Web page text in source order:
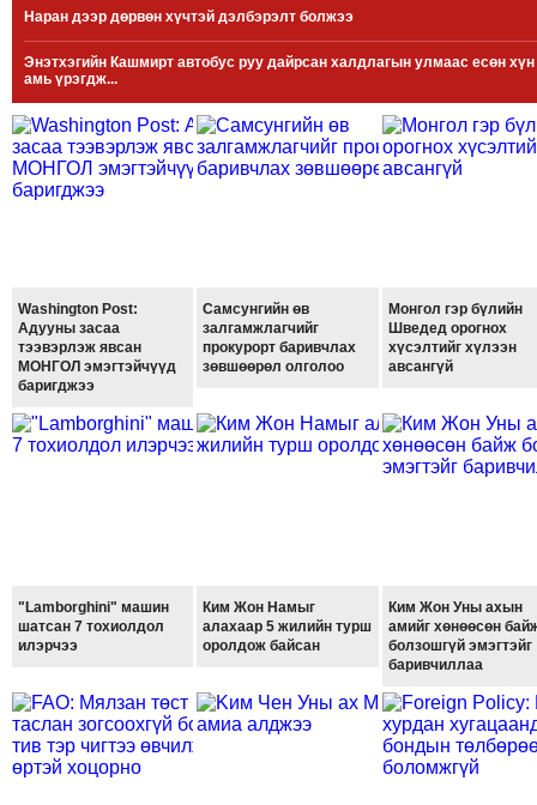
МЭДЭХҮЙ
ТЕХНОЛОГИ
ЭРДЭНЭТ
ҮЙЛДВЭРИЙН
ЭРГЭН
ТОЙРОНД
ТОЙРОНД
"ОУВС"-
ИЙН
ЭРГЭН
ТОЙРОНД
"ЖИ
ДЭЛБЭРСЭН
ОСЛЫН
ТОЙРОНД
ТӨВСИЙН
ТОДОТГОЛЫН
Наран дээр дөрвөн хүчтэй дэлбэрэлт болжээ
Энэтхэгийн Кашмирт автобус руу дайрсан халдлагын улмаас есөн хүн
амь үрэгдж...
Washington Post:
Адууны засаа
тээвэрлэж явсан
МОНГОЛ эмэгтэйчүүд
баригджээ
Самсунгийн өв
залгамжлагчийг
прокурорт баривчлах
зөвшөөрөл олголоо
Монгол гэр бүлийн
Шведед орогнох
хүсэлтийг хүлээн
авсангүй
"Lamborghini" машин
шатсан 7 тохиолдол
илэрчээ
Ким Жон Намыг
алахаар 5 жилийн турш
оролдож байсан
Ким Жон Уны ахын
амийг хөнөөсөн
болзошгүй эмэгтэйг
баривчиллаа